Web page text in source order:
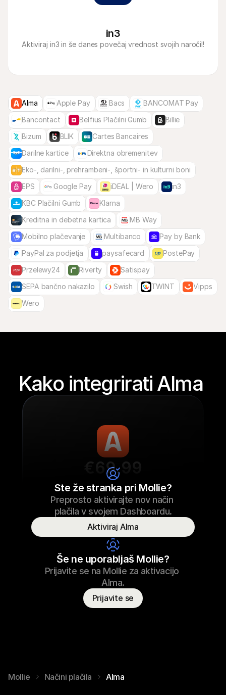
in3
Aktiviraj in3 in še danes povečaj vrednost svojih naročil!
Alma Apple Pay Bacs
BANCOMAT Pay
Bancontact
Belfius Plačilni Gumb
Billie
Bizum
BLIK
Cartes Bancaires
Darilne kartice
Direktna obremenitev
Eko-, darilni-, prehrambeni-, športni- in kulturni boni
EPS
Google Pay iDEAL | Wero
in3
KBC Plačilni Gumb
Klarna
Kreditna in debetna kartica
MB Way
Mobilno plačevanje
Multibanco
Pay by Bank
PayPal za podjetja
paysafecard
PostePay
Przelewy24
Riverty
Satispay
SEPA bančno nakazilo
Swish TWINT
Vipps
Wero
Kako integrirati Alma
€69.99
Vezalke za superge
Vezalke za superge
23/09/2022 17:29 €69.99
Plačano
Ste že stranka pri Mollie?
Preprosto aktivirajte nov način
plačila v svojem Dashboardu.
Aktiviraj Alma
Še ne uporabljaš Mollie?
Prijavite se na Mollie za aktivacijo
Alma.
Prijavite se
Mollie Načini plačila Alma